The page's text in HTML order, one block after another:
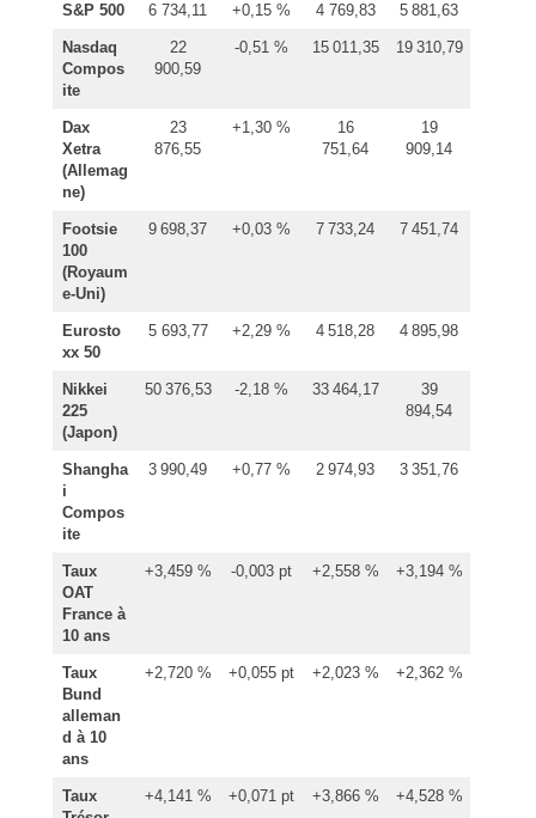
S&P 500 6 734,11 +0,15 % 4 769,83 5 881,63
Nasdaq
Compos
ite
22
900,59
-0,51 % 15 011,35 19 310,79
Dax
Xetra
(Allemag
ne)
23
876,55
+1,30 %
16
751,64
19
909,14
Footsie
100
(Royaum
e-Uni)
9 698,37 +0,03 % 7 733,24 7 451,74
Eurosto
xx 50
5 693,77 +2,29 % 4 518,28 4 895,98
Nikkei
225
(Japon)
50 376,53 -2,18 % 33 464,17
39
894,54
Shangha
i
Compos
ite
3 990,49 +0,77 % 2 974,93 3 351,76
Taux
OAT
France à
10 ans
+3,459 % -0,003 pt +2,558 % +3,194 %
Taux
Bund
alleman
d à 10
ans
+2,720 % +0,055 pt +2,023 % +2,362 %
Taux
+4,141 % +0,071 pt +3,866 % +4,528 %